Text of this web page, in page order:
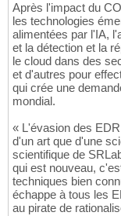
Après l'impact du
les technologies
alimentées par l'IA,
et la détection et la
le cloud dans des
et d'autres pour
qui crée une
mondial.
« L'évasion des
d'un art que d'une
scientifique de
qui est nouveau,
techniques bien
échappe à tous les
au pirate de